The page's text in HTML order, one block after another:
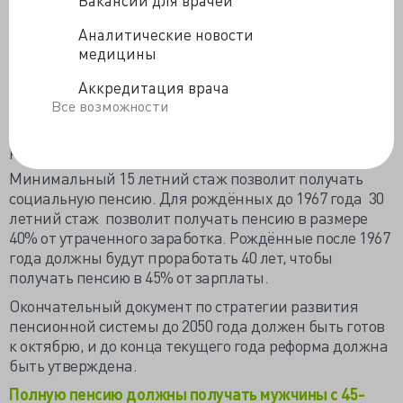
Аналитические новости
медицины
Аккредитация врача
Все возможности
Ведомство предлагает предоставлять право выхода
на пенсию в 60 лет при страховом стаже не менее 15
лет. Но вот полную пенсию будут платить только
страховым стажем. Ведомство уверяет, что пенсия
будет такого размера, что не только компенсирует
раза превышать прожиточный минимум пенсионера.
Минимальный 15 летний стаж позволит получать
социальную пенсию. Для рождённых до 1967 года 30
летний стаж позволит получать пенсию в размере
40% от утраченного заработка. Рождённые после 1967
года должны будут проработать 40 лет, чтобы
получать пенсию в 45% от зарплаты.
Окончательный документ по стратегии развития
пенсионной системы до 2050 года должен быть готов
к октябрю, и до конца текущего года реформа должна
быть утверждена.
Полную пенсию должны получать мужчины с 45-